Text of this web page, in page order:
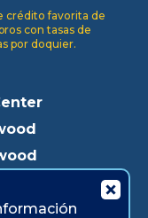
crédito favorita de
con tasas de
por doquier.